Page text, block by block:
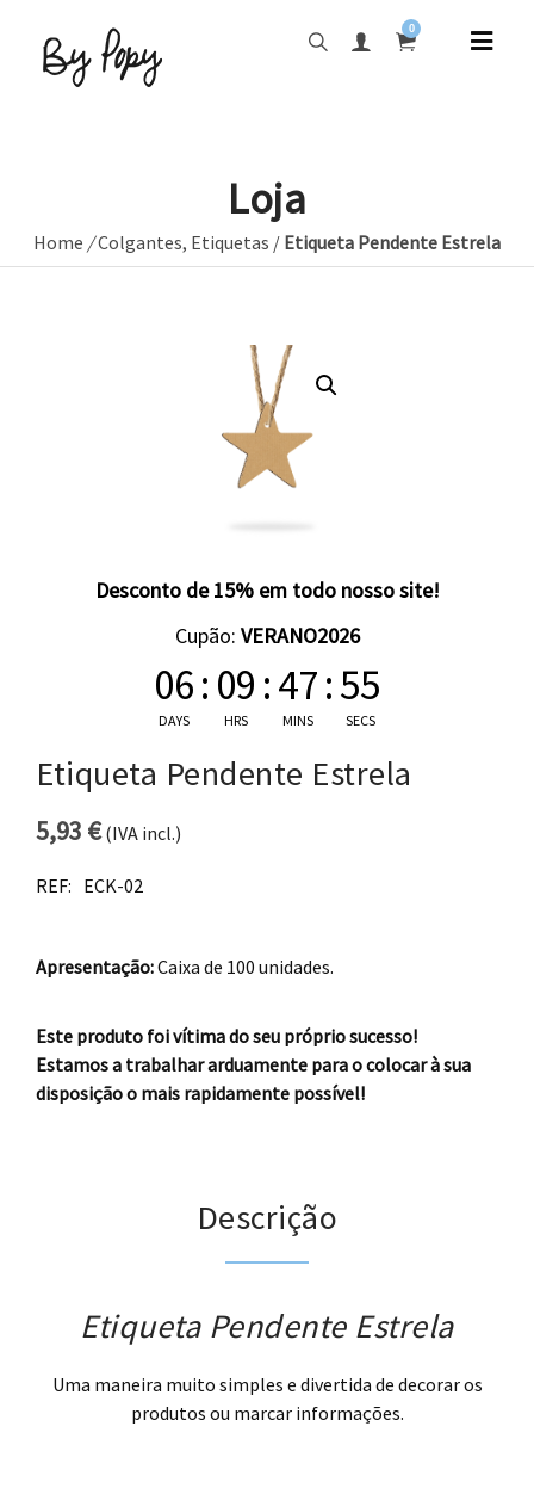
0
Loja
Home /Colgantes, Etiquetas / Etiqueta Pendente Estrela
Desconto de 15% em todo nosso site!
Cupão: VERANO2026
06
DAYS
: 09
HRS
:47
MINS
:54
SECS
Etiqueta Pendente Estrela
5,93 €(IVA incl.)
REF: ECK-02
Apresentação:Caixa de 100 unidades.
Este produto foi vítima do seu próprio sucesso!
Estamos a trabalhar arduamente para o colocar à sua
disposição o mais rapidamente possível!
Descrição
Etiqueta Pendente Estrela
Uma maneira muito simples e divertida de decorar os
produtos ou marcar informações.